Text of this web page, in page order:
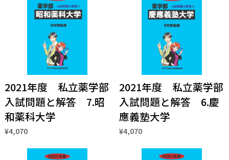
2021年度 私立薬学部
入試問題と解答 7.昭
和薬科大学
¥4,070
2021年度 私立薬学部
入試問題と解答 6.慶
應義塾大学
¥4,070